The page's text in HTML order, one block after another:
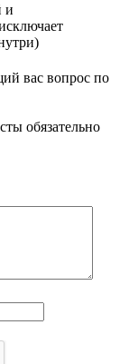
и
вас вопрос по
обязательно